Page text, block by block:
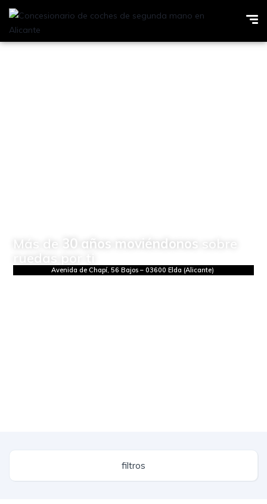
Más de 30 años moviéndonos
sobre
ruedas por ti
Avenida de Chapí, 56 Bajos – 03600 Elda (Alicante)
filtros